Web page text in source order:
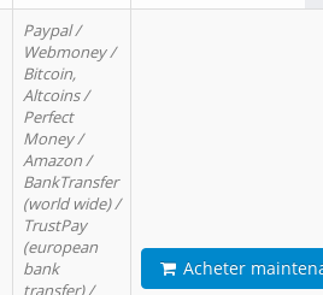
Paypal /
Webmoney /
Bitcoin,
Altcoins /
Perfect
Money /
Amazon /
BankTransfer
(world wide) /
TrustPay
(european
bank
transfer) /
Acheter